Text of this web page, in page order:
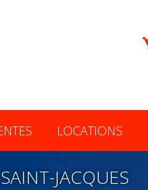
LOCATIONS
JACQUES